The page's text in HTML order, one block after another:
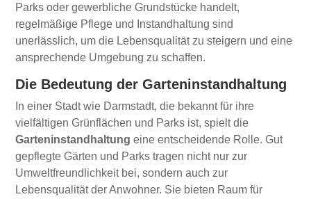
Parks oder gewerbliche Grundstücke handelt,
regelmäßige Pflege und Instandhaltung sind
unerlässlich, um die Lebensqualität zu steigern und eine
ansprechende Umgebung zu schaffen.
Die Bedeutung der Garteninstandhaltung
In einer Stadt wie Darmstadt, die bekannt für ihre
vielfältigen Grünflächen und Parks ist, spielt die
Garteninstandhaltung eine entscheidende Rolle. Gut
gepflegte Gärten und Parks tragen nicht nur zur
Umweltfreundlichkeit bei, sondern auch zur
Lebensqualität der Anwohner. Sie bieten Raum für